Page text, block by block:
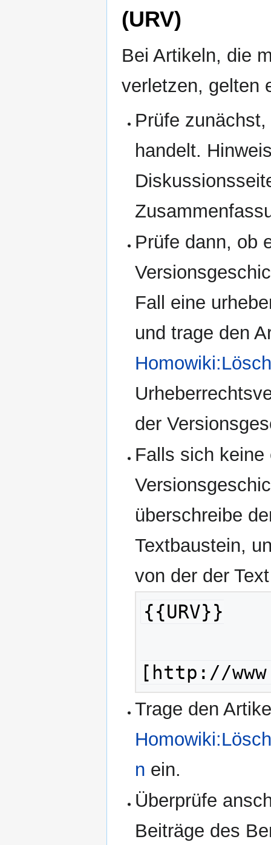
(URV)
Bei Artikeln, die
verletzen, gelten
Prüfe
handelt.
Prüfe dann, ob
Fall eine
und trage den
der
Falls sich keine
überschreibe
Textbaustein,
von der der
{{URV}}
[http://
Trage den
n ein.
Überprüfe
Beiträge des